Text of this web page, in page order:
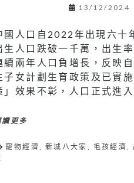
13/12/2024
國人口自2022年出現六十
生人口跌破一千萬，出生
續兩年人口負增長，反映
子女計劃生育政策及已實
」效果不彰，人口正式進
讀更多
寵物經濟, 新城八大家 , 毛孩經濟,